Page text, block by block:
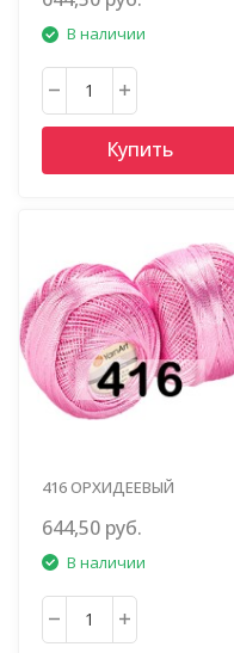
В наличии
Купить
416 ОРХИДЕЕВЫЙ
644,50 руб.
В наличии